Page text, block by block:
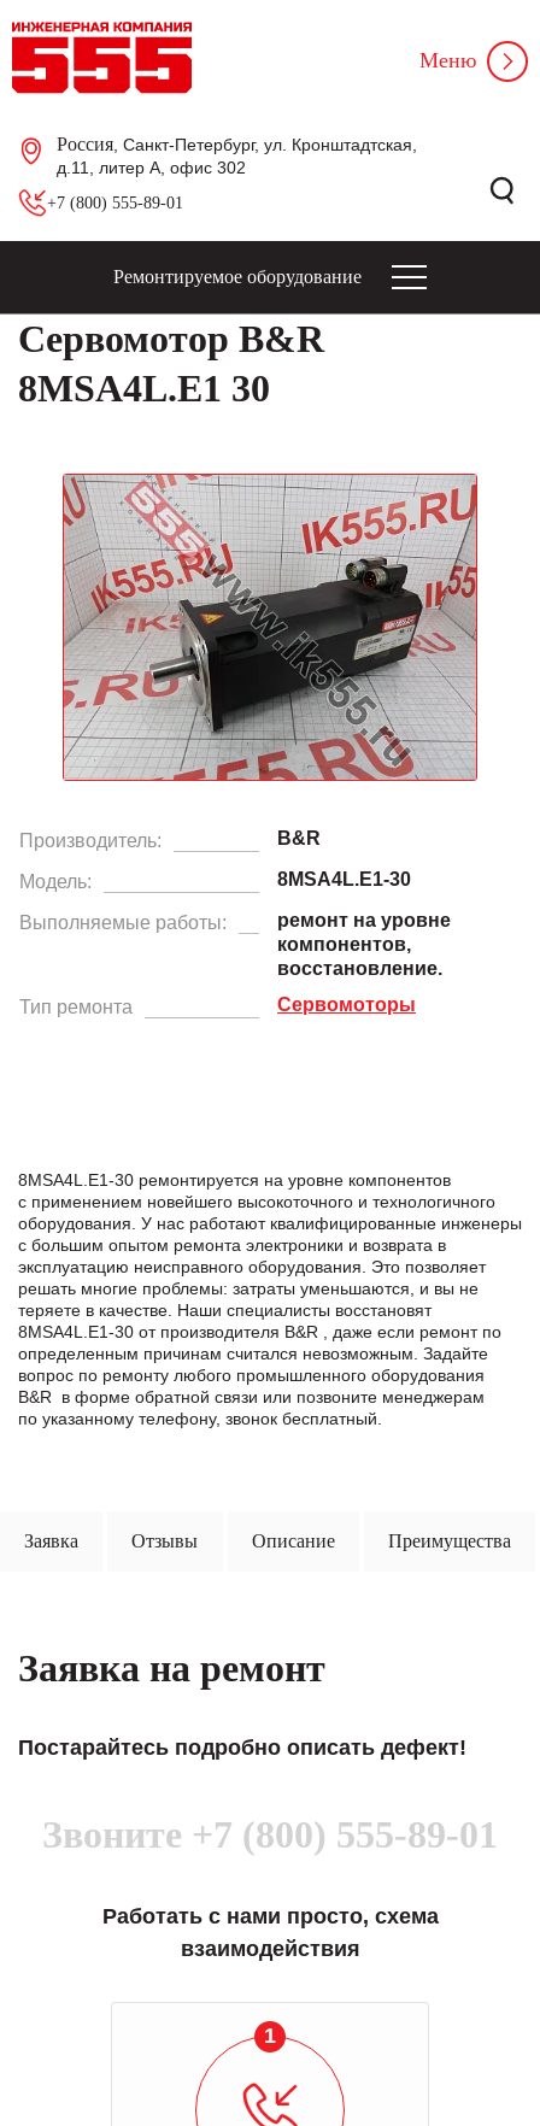
Россия , Санкт-Петербург, ул. Кронштадтская,
д.11, литер А, офис 302
+7 (800) 555-89-01
Меню
Ремонтируемое оборудование
Сервомотор B&R
8MSA4L.E1 30
Производитель: B&R
Модель: 8MSA4L.E1-30
Выполняемые работы:
ремонт на уровне
компонентов,
восстановление.
Тип ремонта
Сервомоторы
8MSA4L.E1-30 ремонтируется на уровне компонентов
с применением новейшего высокоточного и технологичного
оборудования. У нас работают квалифицированные инженеры
с большим опытом ремонта электроники и возврата в
эксплуатацию неисправного оборудования. Это позволяет
решать многие проблемы: затраты уменьшаются, и вы не
теряете в качестве. Наши специалисты восстановят
8MSA4L.E1-30 от производителя B&R , даже если ремонт по
определенным причинам считался невозможным. Задайте
вопрос по ремонту любого промышленного оборудования
B&R в формe обратной связи или позвоните менеджерам
по указанному телефону, звонок бесплатный.
Заявка Отзывы Описание Преимущества
Заявка на ремонт
Постарайтесь подробно описать дефект!
Звоните +7 (800) 555-89-01
Работать с нами просто, схема
взаимодействия
1